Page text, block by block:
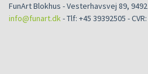
FunArt Blokhus -Vesterhavsvej 89, 9492
info@funart.dk- Tlf: +45 39392505 - CVR: